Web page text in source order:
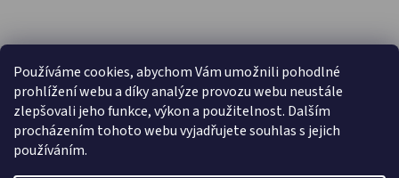
Používáme cookies, abychom Vám umožnili pohodlné
prohlížení webu a díky analýze provozu webu neustále
zlepšovali jeho funkce, výkon a použitelnost. Dalším
procházením tohoto webu vyjadřujete souhlas s jejich
používáním.
PŘIJÍMÁME ONLINE PLATBY